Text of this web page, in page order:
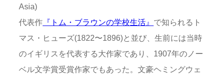
Asia)
代表作 『トム・ブラウンの学校生活』 で知られるト
マス・ヒューズ(1822〜1896)と並び、生前には当時
のイギリスを代表する大作家であり、1907年のノー
ベル文学賞受賞作家でもあった。文豪ヘミングウェ